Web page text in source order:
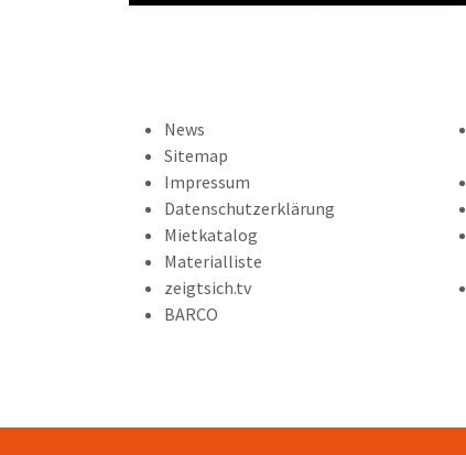
News
Sitemap
Impressum
Datenschutzerklärung
Mietkatalog
Materialliste
zeigtsich.tv
BARCO